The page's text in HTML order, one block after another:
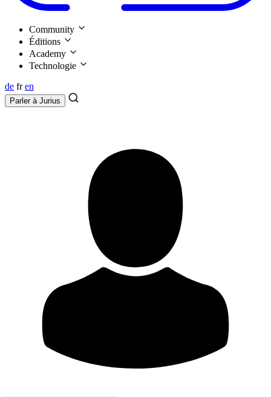
Community
Éditions
Academy
Technologie
de fr en
Parler à Jurius